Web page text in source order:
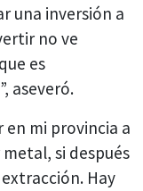
una inversión a
no ve
es
aseveró.
en mi provincia a
si después
Hay